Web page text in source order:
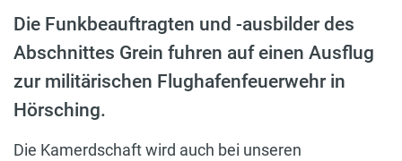
Die Funkbeauftragten und -ausbilder des
Abschnittes Grein fuhren auf einen Ausflug
zur militärischen Flughafenfeuerwehr in
Hörsching.
Die Kamerdschaft wird auch bei unseren